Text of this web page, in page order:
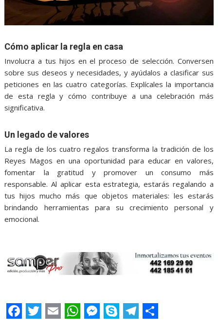
Cómo aplicar la regla en casa
Involucra a tus hijos en el proceso de selección. Conversen
sobre sus deseos y necesidades, y ayúdalos a clasificar sus
peticiones en las cuatro categorías. Explícales la importancia
de esta regla y cómo contribuye a una celebración más
significativa.
Un legado de valores
La regla de los cuatro regalos transforma la tradición de los
Reyes Magos en una oportunidad para educar en valores,
fomentar la gratitud y promover un consumo más
responsable. Al aplicar esta estrategia, estarás regalando a
tus hijos mucho más que objetos materiales: les estarás
brindando herramientas para su crecimiento personal y
emocional.